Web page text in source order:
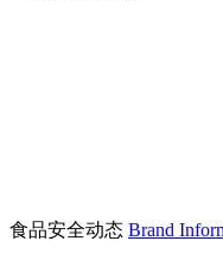
食品安全动态 Brand